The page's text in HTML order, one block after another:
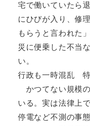
宅で働いていたら
にひびが入り、修
もらうと言われた
災に便乗した不当
い。
行政も一時混乱
かつてない規模
いる。実は法律上
停電など不測の事